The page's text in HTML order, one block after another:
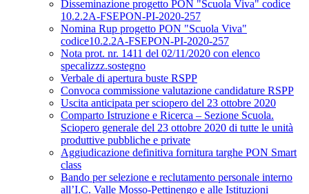
Disseminazione progetto PON "Scuola Viva" codice
10.2.2A-FSEPON-PI-2020-257
Nomina Rup progetto PON "Scuola Viva"
codice10.2.2A-FSEPON-PI-2020-257
Nota prot. nr. 1411 del 02/11/2020 con elenco
specalizzz.sostegno
Verbale di apertura buste RSPP
Convoca commissione valutazione candidature RSPP
Uscita anticipata per sciopero del 23 ottobre 2020
Comparto Istruzione e Ricerca – Sezione Scuola.
Sciopero generale del 23 ottobre 2020 di tutte le unità
produttive pubbliche e private
Aggiudicazione definitiva fornitura targhe PON Smart
class
Bando per selezione e reclutamento personale interno
all’I.C. Valle Mosso-Pettinengo e alle Istituzioni